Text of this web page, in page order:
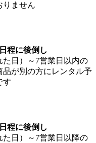
りません
程に後倒し
日）～7営業日以内の
品が別の方にレンタル予
す
程に後倒し
日）～7営業日以降の